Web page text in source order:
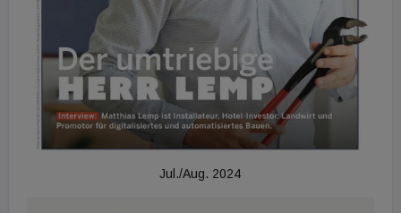
Jul./Aug. 2024